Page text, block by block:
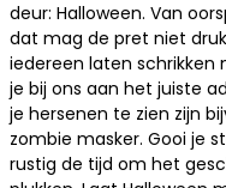
deur: Halloween. Van
dat mag de pret niet
iedereen laten schrikken
je bij ons aan het juiste
je hersenen te zien zijn
zombie masker. Gooi je
rustig de tijd om het